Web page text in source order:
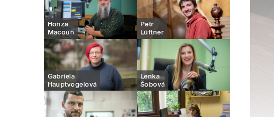
Honza
Macoun
Petr
Lüftner
Gabriela
Hauptvogelová
Lenka
Šobová